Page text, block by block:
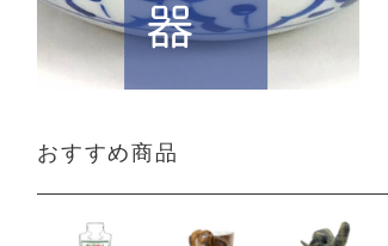
おすすめ商品